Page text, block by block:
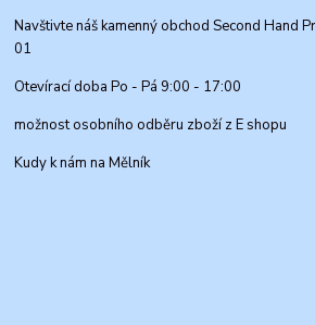
Navštivte náš kamenný obchod Second Hand
01
Otevírací doba Po - Pá 9:00 - 17:00
možnost osobního odběru zboží z E shopu
Kudy k nám na Mělník